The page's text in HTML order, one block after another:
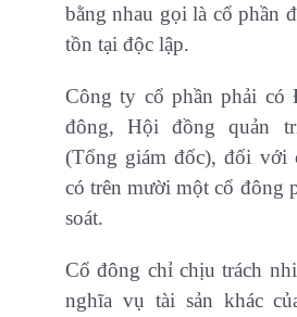
bằng nhau gọi là cổ phần
tồn tại độc lập.
Công ty cổ phần phải có
đông, Hội đồng quản
(Tổng giám đốc), đối với
có trên mười một cổ đông
soát.
Cổ đông chỉ chịu trách
nghĩa vụ tài sản khác